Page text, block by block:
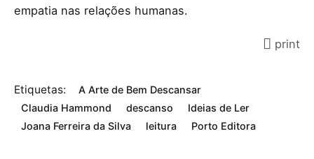
empatia nas relações humanas.
print
Etiquetas:
A Arte de Bem Descansar
Claudia Hammond
descanso
Ideias de Ler
Joana Ferreira da Silva
leitura Porto Editora